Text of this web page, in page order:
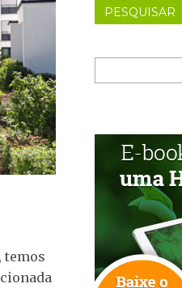
temos
PESQUISAR